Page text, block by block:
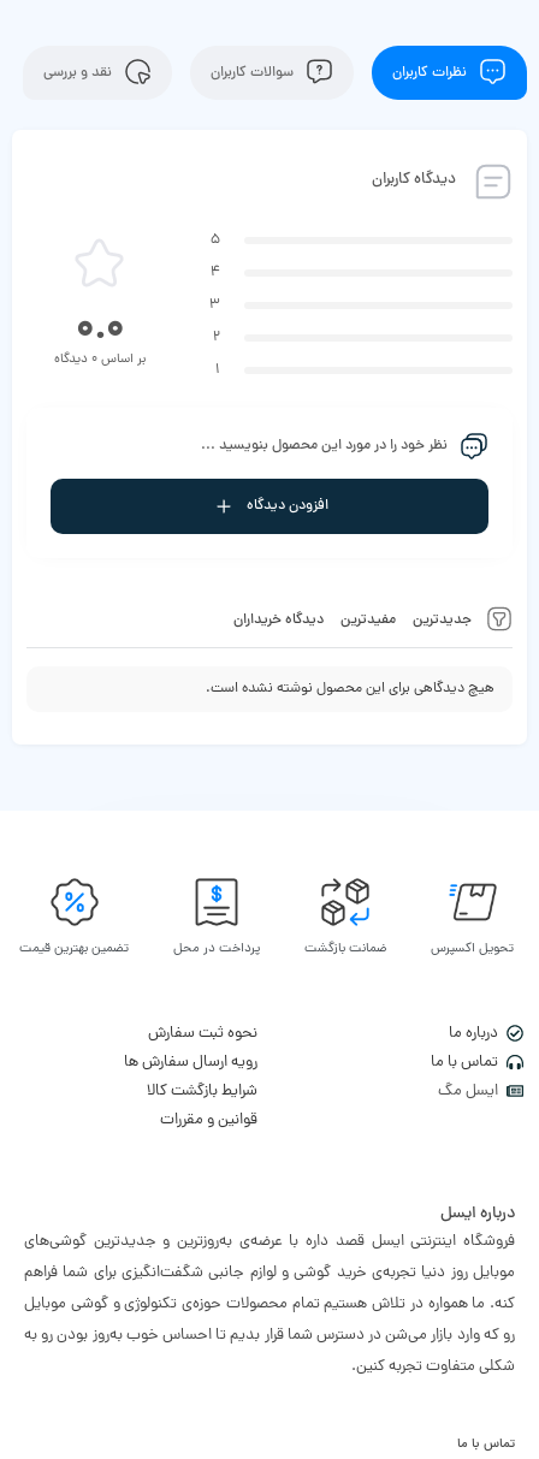
نظرات کاربران سوالات کاربران نقد و بررسی
دیدگاه کاربران
جدیدترین مفیدترین دیدگاه خریداران
هیچ دیدگاهی برای این محصول نوشته نشده است.
5
4
3
2
1
0.0
بر اساس 0 دیدگاه
نظر خود را در مورد این محصول بنویسید ...
افزودن دیدگاه
تحویل اکسپرس ضمانت بازگشت پرداخت در محل تضمین بهترین قیمت
درباره ما
تماس با ما
ایسل مگ
نحوه ثبت سفارش
رویه ارسال سفارش ها
شرایط بازگشت کالا
قوانین و مقررات
درباره ایسل
فروشگاه اینترنتی ایسل قصد داره با عرضه‌ی به‌روزترین و جدیدترین گوشی‌های
موبایل روز دنیا تجربه‌ی خرید گوشی و لوازم جانبی شگفت‌انگیزی برای شما فراهم
کنه. ما همواره در تلاش هستیم تمام محصولات حوزه‌ی تکنولوژی و گوشی موبایل
رو که وارد بازار می‌شن در دسترس شما قرار بدیم تا احساس خوب به‌روز بودن رو به
شکلی متفاوت تجربه کنین.
تماس با ما